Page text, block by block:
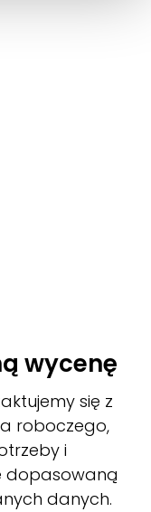
wycenę
się z
roboczego,
i
dopasowaną
danych.